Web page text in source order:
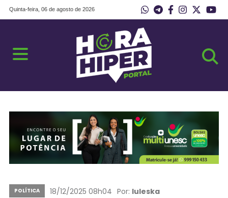
Quinta-feira, 06 de agosto de 2026
POLÍTICA 18/12/2025 08h04 Por: Iuleska